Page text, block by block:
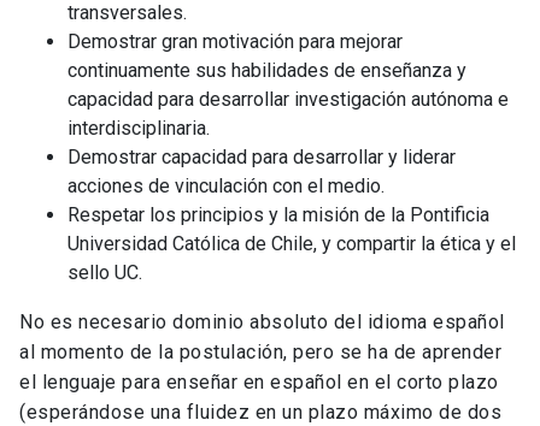
transversales.
Demostrar gran motivación para mejorar
continuamente sus habilidades de enseñanza y
capacidad para desarrollar investigación autónoma e
interdisciplinaria.
Demostrar capacidad para desarrollar y liderar
acciones de vinculación con el medio.
Respetar los principios y la misión de la Pontificia
Universidad Católica de Chile, y compartir la ética y el
sello UC.
No es necesario dominio absoluto del idioma español
al momento de la postulación, pero se ha de aprender
el lenguaje para enseñar en español en el corto plazo
(esperándose una fluidez en un plazo máximo de dos